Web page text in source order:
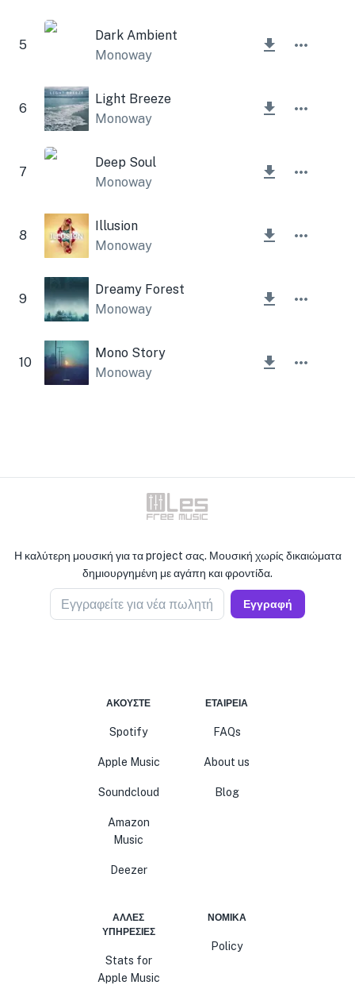
5
Dark Ambient
Monoway
6
Light Breeze
Monoway
7
Deep Soul
Monoway
8
Illusion
Monoway
9
Dreamy Forest
Monoway
10
Mono Story
Monoway
Η καλύτερη μουσική για τα project σας. Μουσική χωρίς δικαιώματα
δημιουργημένη με αγάπη και φροντίδα.
Εγγραφείτε για νέα πωλητή Εγγραφή
ΑΚΟΎΣΤΕ
Spotify
Apple Music
Soundcloud
Amazon
Music
Deezer
ΕΤΑΙΡΕΊΑ
FAQs
About us
Blog
ΆΛΛΕΣ
ΥΠΗΡΕΣΊΕΣ
Stats for
Apple Music
ΝΟΜΙΚΆ
Policy